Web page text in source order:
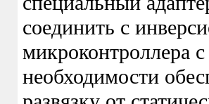
соединить с
микроконтроллера
необходимости